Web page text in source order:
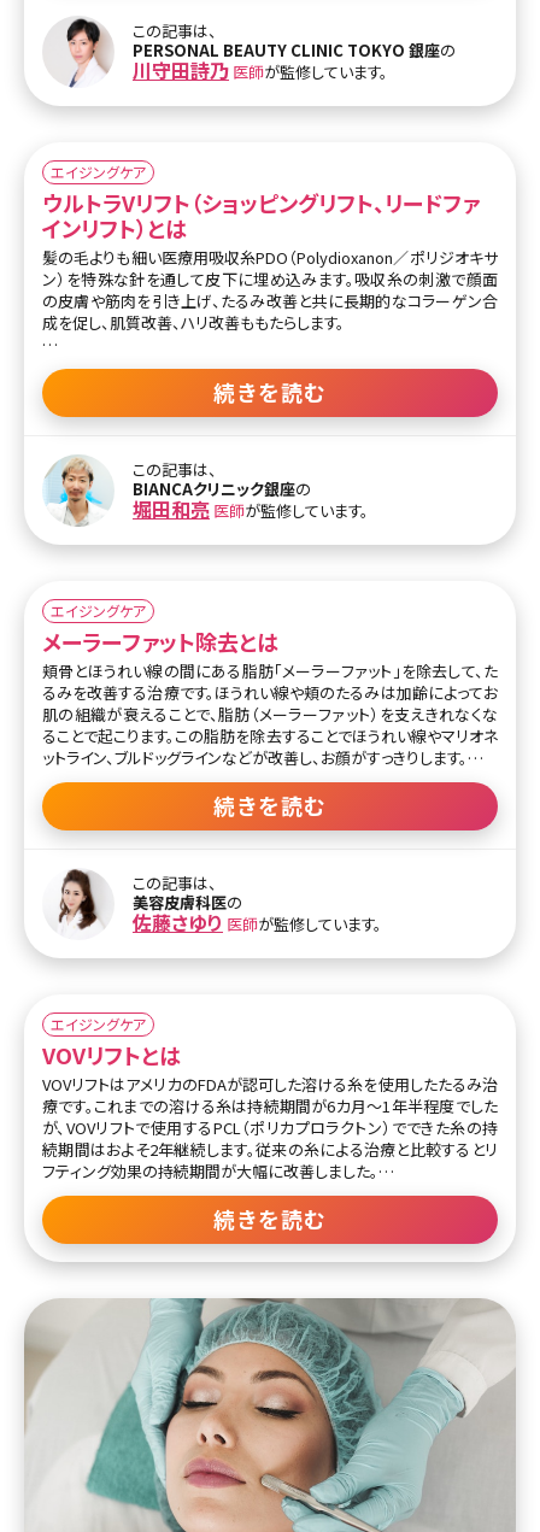
まうのではないでしょうか? 今回はそんなたるみ治療難民の皆さま
に、クリニックではどういった考え方でたるみ治療を提案しているの
か、ドクターはどこを診てたるみ治療をすすめているのか、そのひとつ
の極意をお伝えしていきます。 【監修医師からのワンポイント】たるみ
は年齢とともに進行し、誰しも避けられない変化です。たるみを完全
この記事は、
PERSONAL BEAUTY CLINIC TOKYO 銀座の
川守田詩乃 医師が監修しています。
エイジングケア
ウルトラVリフト（ショッピングリフト、リードファ
インリフト）とは
髪の毛よりも細い医療用吸収糸PDO（Polydioxanon／ポリジオキサ
ン）を特殊な針を通して皮下に埋め込みます。吸収糸の刺激で顔面
の皮膚や筋肉を引き上げ、たるみ改善と共に長期的なコラーゲン合
成を促し、肌質改善、ハリ改善ももたらします。
さらに針自体の刺激による創傷治癒効果で美肌効果・毛穴改善効果
が期待できます。施術後すぐにメイクをして帰ることができるためショ
ッピングリフトと呼ばれています。効果は施術後約1年弱期待できま
痛を感じます。 腫れや内出血は個人差があり、約2週間で改善します。
続きを読む
この記事は、
BIANCAクリニック銀座の
堀田和亮 医師が監修しています。
エイジングケア
メーラーファット除去とは
頬骨とほうれい線の間にある脂肪「メーラーファット」を除去して、た
るみを改善する治療です。ほうれい線や頬のたるみは加齢によってお
肌の組織が衰えることで、脂肪（メーラーファット）を支えきれなくな
ることで起こります。この脂肪を除去することでほうれい線やマリオネ
ットライン、ブルドッグラインなどが改善し、お顔がすっきりします。
脂肪の吸引は口のなかや鼻のなかから、カニューレと呼ばれる管を
挿入して行います。縫合や抜糸の必要はなく、顔の表面に傷跡が残る
イムも短い治療です。
メーラーファットを除去し過ぎても頬がこけて老けて見える恐れがあ
ります。頬の中央、深い部分にある脂肪「バッカルファット」と合わせ
て、どこからどのくらい脂肪を除去すれば美しく自然な仕上がりにな
のたるみ施術の適応も含め、医師とよく相談してから施術を受けるよ
うにしましょう。
続きを読む
この記事は、
美容皮膚科医の
佐藤さゆり 医師が監修しています。
エイジングケア
VOVリフトとは
VOVリフトはアメリカのFDAが認可した溶ける糸を使用したたるみ治
療です。これまでの溶ける糸は持続期間が6カ月～1年半程度でした
が、VOVリフトで使用するPCL（ポリカプロラクトン）でできた糸の持
続期間はおよそ2年継続します。従来の糸による治療と比較するとリ
フティング効果の持続期間が大幅に改善しました。
使用する糸にはコグ（とげのようなもの）がついており、組織にひっか
かってたるみを強力に引き上げることができます。同時にフェイスライ
ンが引き締まり、小顔効果も実感できるでしょう。コグは丸みを帯びて
入後、時間の経過とともに糸は溶けて吸収されることから、切る治療
は避けたいという方だけではなく、顔に異物を残したくないという方
にもおすすめの治療方法です。
さらにVOVリフトでは、糸が分解、吸収される過程で肌の内部でコラ
ーゲンの生成が促されるため、持続的な肌質改善効果も期待できま
続きを読む